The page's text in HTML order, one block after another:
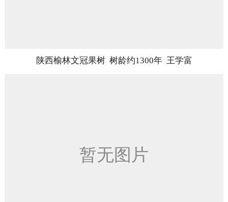
陕西榆林文冠果树 树龄约1300年 王学富